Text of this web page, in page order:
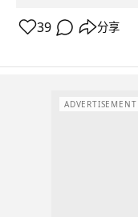
39 分享
ADVERTISEMENT